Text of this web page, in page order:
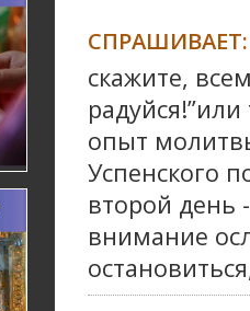
СПРАШИВАЕТ:
скажите,
опыт
Успенского
второй день
внимание